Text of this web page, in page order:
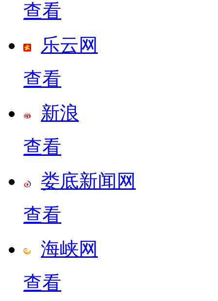
查看
乐云网
查看
新浪
查看
娄底新闻网
查看
海峡网
查看